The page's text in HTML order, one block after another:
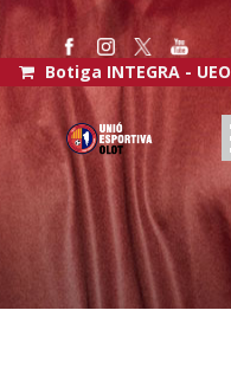
Botiga INTEGRA - UEO